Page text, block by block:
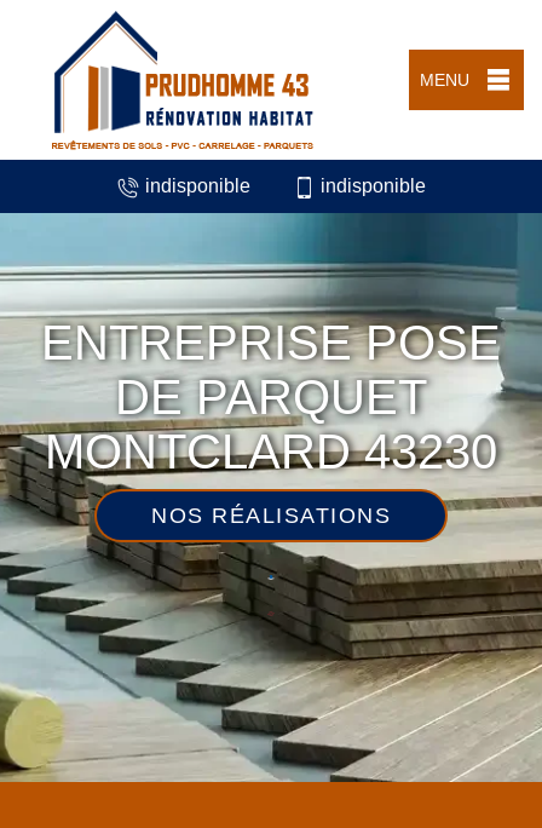
MENU
indisponible indisponible
ENTREPRISE POSE
DE PARQUET
MONTCLARD 43230
NOS RÉALISATIONS